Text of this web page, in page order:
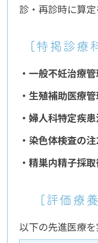
診・再診時に算定
[特掲診療
・一般不妊治療
・生殖補助医療
・婦人科特定疾
・染色体検査の
・精巣内精子採
[評価療
以下の先進医療を